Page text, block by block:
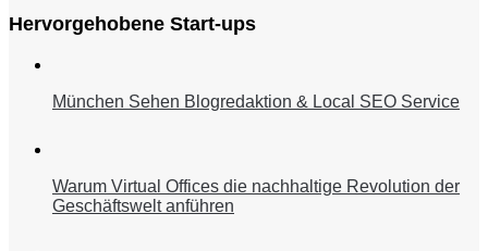
Hervorgehobene Start-ups
München Sehen Blogredaktion & Local SEO Service
Warum Virtual Offices die nachhaltige Revolution der
Geschäftswelt anführen